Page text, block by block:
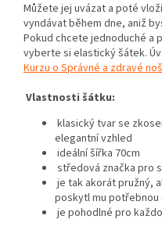
Můžete jej uvázat a poté
vyndávat během dne, aniž
Pokud chcete jednoduché a
vyberte si elastický šátek.
Kurzu o Správné a zdravé
Vlastnosti šátku:
klasický tvar se
elegantní vzhled
ideální šířka 70cm
středová značka pro
je tak akorát pružný,
poskytl mu potřebnou
je pohodlné pro